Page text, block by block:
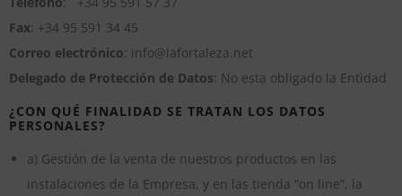
Fax: +34 95 591 34 45
Correo electrónico: info@lafortaleza.net
Delegado de Protección de Datos: No esta obligado la Entidad
¿CON QUÉ FINALIDAD SE TRATAN LOS DATOS
PERSONALES?
a) Gestión de la venta de nuestros productos en las
instalaciones de la Empresa, y en las tienda “on line”, la